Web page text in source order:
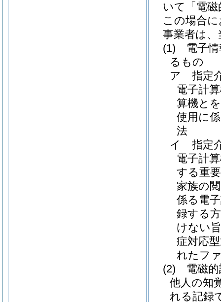
いて「電
この場合
事業者は
(1)
電子
るもの
ア
指定
電子計
算機と
使用に
法
イ
指定
電子計
する重
家族の
係る電
録する
けない
症対応
れたフ
(2)
電磁
他人の知
れる記録